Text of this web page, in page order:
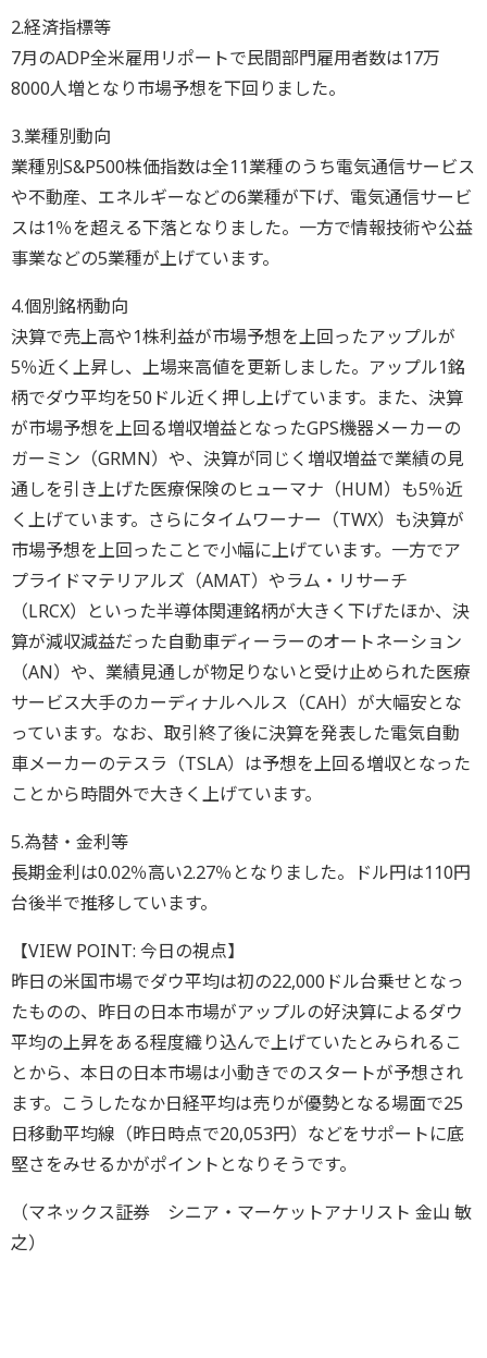
2.経済指標等
7月のADP全米雇用リポートで民間部門雇用者数は17万
8000人増となり市場予想を下回りました。
3.業種別動向
業種別S&P500株価指数は全11業種のうち電気通信サービス
や不動産、エネルギーなどの6業種が下げ、電気通信サービ
スは1％を超える下落となりました。一方で情報技術や公益
事業などの5業種が上げています。
4.個別銘柄動向
決算で売上高や1株利益が市場予想を上回ったアップルが
5％近く上昇し、上場来高値を更新しました。アップル1銘
柄でダウ平均を50ドル近く押し上げています。また、決算
が市場予想を上回る増収増益となったGPS機器メーカーの
ガーミン（GRMN）や、決算が同じく増収増益で業績の見
通しを引き上げた医療保険のヒューマナ（HUM）も5％近
く上げています。さらにタイムワーナー（TWX）も決算が
市場予想を上回ったことで小幅に上げています。一方でア
プライドマテリアルズ（AMAT）やラム・リサーチ
（LRCX）といった半導体関連銘柄が大きく下げたほか、決
算が減収減益だった自動車ディーラーのオートネーション
（AN）や、業績見通しが物足りないと受け止められた医療
サービス大手のカーディナルヘルス（CAH）が大幅安とな
っています。なお、取引終了後に決算を発表した電気自動
車メーカーのテスラ（TSLA）は予想を上回る増収となった
ことから時間外で大きく上げています。
5.為替・金利等
長期金利は0.02％高い2.27％となりました。ドル円は110円
台後半で推移しています。
【VIEW POINT: 今日の視点】
昨日の米国市場でダウ平均は初の22,000ドル台乗せとなっ
たものの、昨日の日本市場がアップルの好決算によるダウ
平均の上昇をある程度織り込んで上げていたとみられるこ
とから、本日の日本市場は小動きでのスタートが予想され
ます。こうしたなか日経平均は売りが優勢となる場面で25
日移動平均線（昨日時点で20,053円）などをサポートに底
堅さをみせるかがポイントとなりそうです。
（マネックス証券 シニア・マーケットアナリスト 金山 敏
之）